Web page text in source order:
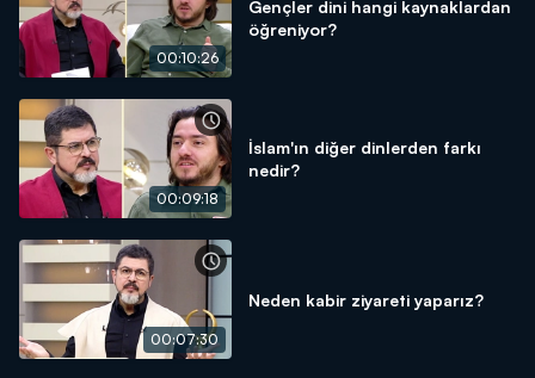
00:10:26
Gençler dini hangi kaynaklardan
öğreniyor?
00:09:18
İslam'ın diğer dinlerden farkı
nedir?
00:07:30
Neden kabir ziyareti yaparız?